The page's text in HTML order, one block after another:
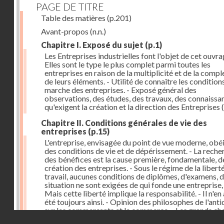
PAGE DE TITRE
Table des matières (p.201)
Avant-propos (n.n.)
Chapitre I. Exposé du sujet (p.1)
Les Entreprises industrielles font l'objet de cet
Elles sont le type le plus complet parmi toutes les
entreprises en raison de la multiplicité et de la
de leurs éléments. - Utilité de connaître les
marche des entreprises. - Exposé général des
observations, des études, des travaux, des
qu'exigent la création et la direction des Entreprises
Chapitre II. Conditions générales de vie des
entreprises (p.15)
L'entreprise, envisagée du point de vue moderne,
des conditions de vie et de dépérissement. - La
des bénéfices est la cause première, fondamentale,
création des entreprises. - Sous le régime de la
travail, aucunes conditions de diplômes, d'examens,
situation ne sont exigées de qui fonde une
Mais cette liberté implique la responsabilité. - Il n'en
été toujours ainsi. - Opinion des philosophes de
sur les commerçants et le commerce. - Les grands